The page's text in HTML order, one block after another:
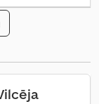
800 l, bremzes:
tvertne,